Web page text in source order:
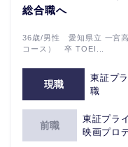
総合職へ
36歳/男性 愛知県立 一宮
コース） 卒 TOEI...
現職
東証プ
職
前職
東証プラ
映画プロ